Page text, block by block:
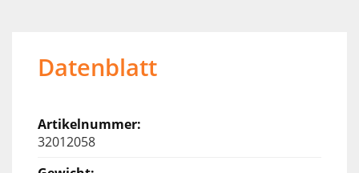
Datenblatt
32012058